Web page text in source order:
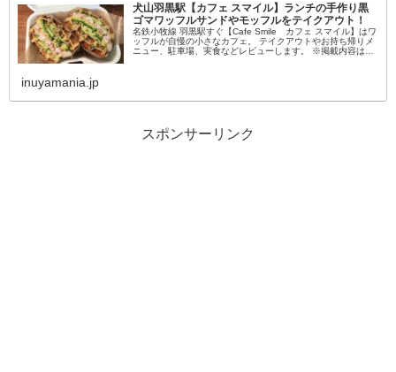
犬山羽黒駅【カフェ スマイル】ランチの手作り黒
ゴマワッフルサンドやモッフルをテイクアウト！
名鉄小牧線 羽黒駅すぐ【Cafe Smile カフェ スマイル】はワ
ッフルが自慢の小さなカフェ。 テイクアウトやお持ち帰りメ
ニュー、駐車場、実食などレビューします。 ※掲載内容は取
inuyamania.jp
スポンサーリンク